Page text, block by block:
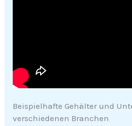
Beispielhafte Gehälter und
verschiedenen Branchen